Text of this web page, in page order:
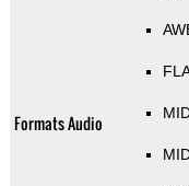
Formats Audio